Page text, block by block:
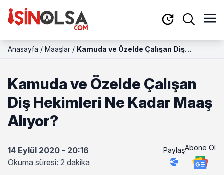
Anasayfa / Maaşlar / Kamuda ve Özelde Çalışan Diş
Kamuda ve Özelde Çalışan
Diş Hekimleri Ne Kadar Maaş
Alıyor?
14 Eylül 2020 - 20:16
Okuma süresi: 2 dakika
PaylaşAbone Ol